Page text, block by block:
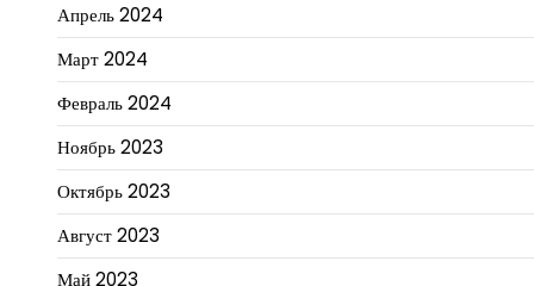
Апрель 2024
Март 2024
Февраль 2024
Ноябрь 2023
Октябрь 2023
Август 2023
Май 2023